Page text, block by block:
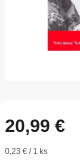
20,99 €
Jednotková
0,23 € / 1 ks